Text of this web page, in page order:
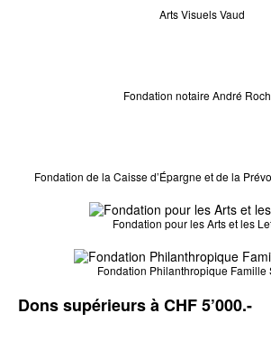
Arts Visuels Vaud
Fondation notaire André
Fondation de la Caisse d’Épargne et de la
Fondation pour les Arts et les
Fondation Philanthropique Famille
Dons supérieurs à CHF 5’000.-